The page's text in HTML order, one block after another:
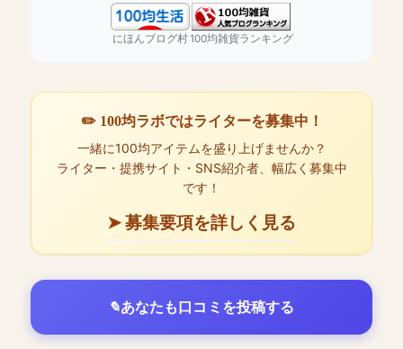
にほんブログ村100均雑貨ランキング
✏️ 100均ラボではライターを募集中！
一緒に100均アイテムを盛り上げませんか？
ライター・提携サイト・SNS紹介者、幅広く募集中
です！
➤ 募集要項を詳しく見る
あなたも口コミを投稿する